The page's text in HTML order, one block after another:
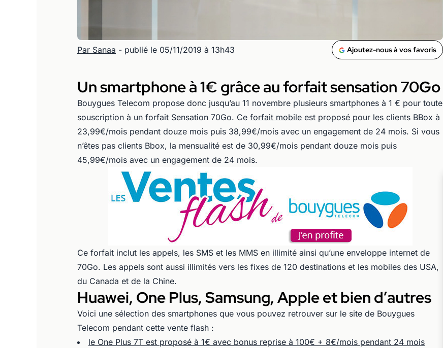
Par Sanaa - publié le 05/11/2019 à 13h43 Ajoutez-nous à vos favoris
Un smartphone à 1€ grâce au forfait sensation 70Go
Bouygues Telecom propose donc jusqu’au 11 novembre plusieurs smartphones à 1 € pour toute
souscription à un forfait Sensation 70Go. Ce forfait mobile est proposé pour les clients BBox à
23,99€/mois pendant douze mois puis 38,99€/mois avec un engagement de 24 mois. Si vous
n’êtes pas clients Bbox, la mensualité est de 30,99€/mois pendant douze mois puis
45,99€/mois avec un engagement de 24 mois.
Ce forfait inclut les appels, les SMS et les MMS en illimité ainsi qu’une enveloppe internet de
70Go. Les appels sont aussi illimités vers les fixes de 120 destinations et les mobiles des USA,
du Canada et de la Chine.
Huawei, One Plus, Samsung, Apple et bien d’autres
Voici une sélection des smartphones que vous pouvez retrouver sur le site de Bouygues
Telecom pendant cette vente flash :
le One Plus 7T est proposé à 1€ avec bonus reprise à 100€ + 8€/mois pendant 24 mois